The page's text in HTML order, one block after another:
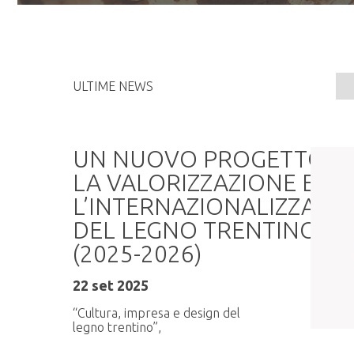
ULTIME NEWS
UN NUOVO PROGETTO
LA VALORIZZAZIONE E
DEL LEGNO TRENTINO
(2025-2026)
22 set 2025
“Cultura, impresa e design del
legno trentino”,
ASUC BORZAGO
Quantità
186,000 m³
Data scadenza
07/08/2026